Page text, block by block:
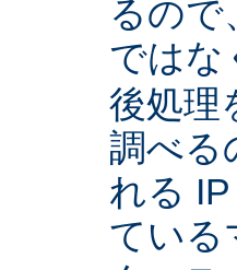
るので
ではな
後処理
調べる
れる
ている